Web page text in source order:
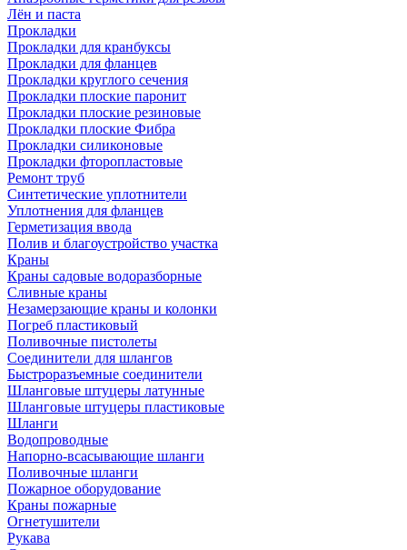
Лён и паста
Прокладки
Прокладки для кранбуксы
Прокладки для фланцев
Прокладки круглого сечения
Прокладки плоские паронит
Прокладки плоские резиновые
Прокладки плоские Фибра
Прокладки силиконовые
Прокладки фторопластовые
Ремонт труб
Синтетические уплотнители
Уплотнения для фланцев
Герметизация ввода
Полив и благоустройство участка
Краны
Краны садовые водоразборные
Сливные краны
Незамерзающие краны и колонки
Погреб пластиковый
Поливочные пистолеты
Соединители для шлангов
Быстроразъемные соединители
Шланговые штуцеры латунные
Шланговые штуцеры пластиковые
Шланги
Водопроводные
Напорно-всасывающие шланги
Поливочные шланги
Пожарное оборудование
Краны пожарные
Огнетушители
Рукава